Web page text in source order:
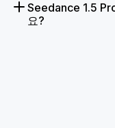
Seedance 1.5
요?